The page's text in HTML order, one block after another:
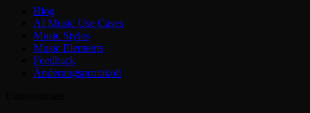
Blog
AI Music Use Cases
Music Styles
Music Elements
Feedback
Änderungsprotokoll